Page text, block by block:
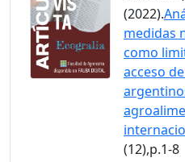
(2022).
medidas
como
acceso
(12),p.1-8